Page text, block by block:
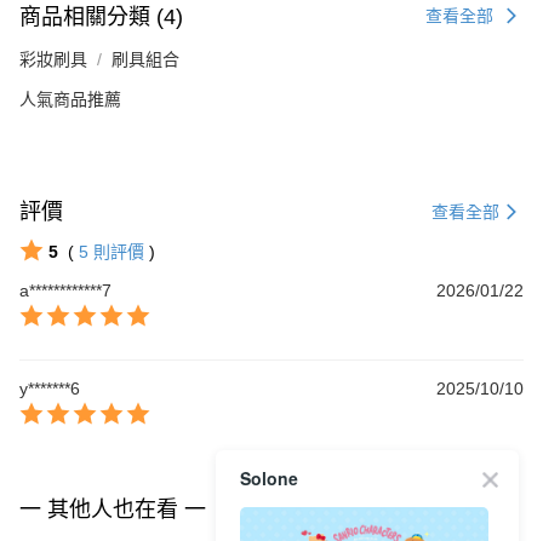
商品相關分類 (4) 查看全部
彩妝刷具 刷具組合
人氣商品推薦
評價 查看全部
5 ( 5 則評價 )
a************7
2026/01/22
y*******6 2025/10/10
一 其他人也在看 一
Solone